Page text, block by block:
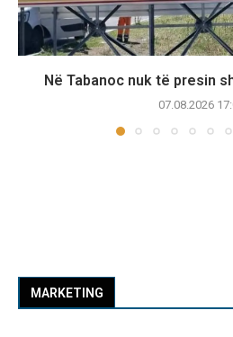
Në Tabanoc nuk të presin
07.08.2026
MARKETING